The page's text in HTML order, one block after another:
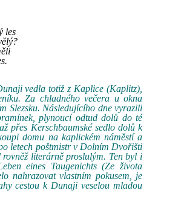
les
vedla totiž z Kaplice (Kaplitz),
Za chladného večera u okna
Slezsku. Následujícího dne vyrazili
plynoucí odtud dolů do té
přes Kerschbaumské sedlo dolů k
domu na kaplickém náměstí a
letech poštmistr v Dolním Dvořišti
literárně proslulým. Ten byl i
eines Taugenichts (Ze života
nahrazovat vlastním pokusem, je
cestou k Dunaji veselou mladou